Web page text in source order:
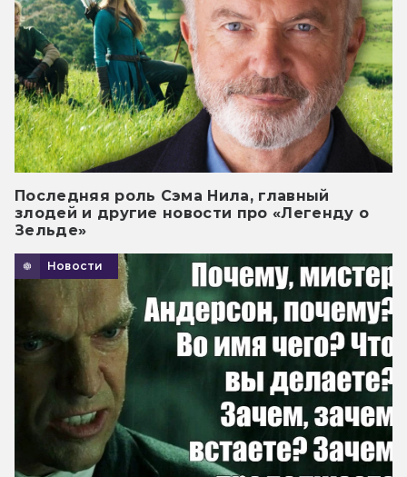
Последняя роль Сэма Нила, главный
злодей и другие новости про «Легенду о
Зельде»
Новости